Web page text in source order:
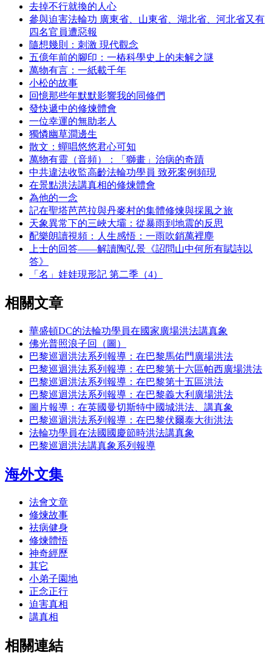
去掉不行就換的人心
參與迫害法輪功 廣東省、山東省、湖北省、河北省又有
四名官員遭惡報
隨想幾則：刺激 現代觀念
五億年前的腳印：一樁科學史上的未解之謎
萬物有言：一紙載千年
小松的故事
回憶那些年默默影響我的同修們
發快遞中的修煉體會
一位幸運的無助老人
獨憐幽草澗邊生
散文：蟬唱悠悠君心可知
萬物有靈（音頻）：「獅畫」治病的奇蹟
中共違法收監高齡法輪功學員 致死案例頻現
在景點洪法講真相的修煉體會
為他的一念
記在聖塔芭芭拉與丹麥村的集體修煉與採風之旅
天象異常下的三峽大壩：從暴雨到地震的反思
配樂朗讀視頻：人生感悟：一雨吹銷萬裡塵
上士的回答——解讀陶弘景《詔問山中何所有賦詩以
答》
「名」娃娃現形記 第二季（4）
相關文章
華盛頓DC的法輪功學員在國家廣場洪法講真象
佛光普照浪子回（圖）
巴黎巡迴洪法系列報導：在巴黎馬佑門廣場洪法
巴黎巡迴洪法系列報導：在巴黎第十六區帕西廣場洪法
巴黎巡迴洪法系列報導：在巴黎第十五區洪法
巴黎巡迴洪法系列報導：在巴黎義大利廣場洪法
圖片報導：在英國曼切斯特中國城洪法、講真象
巴黎巡迴洪法系列報導：在巴黎伏爾泰大街洪法
法輪功學員在法國國慶節時洪法講真象
巴黎巡迴洪法講真象系列報導
海外文集
法會文章
修煉故事
祛病健身
修煉體悟
神奇經歷
其它
小弟子園地
正念正行
迫害真相
講真相
相關連結